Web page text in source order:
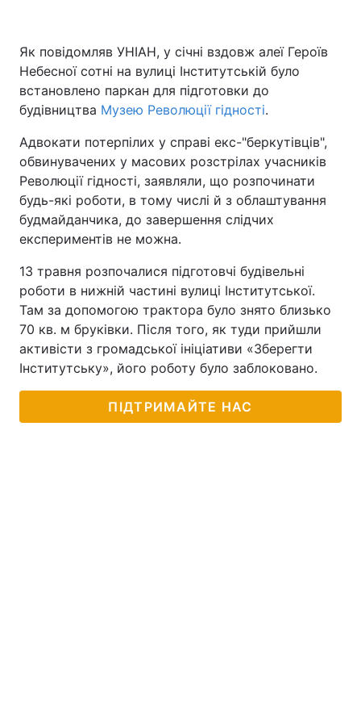
Як повідомляв УНІАН, у січні вздовж алеї Героїв
Небесної сотні на вулиці Інститутській було
встановлено паркан для підготовки до
будівництва Музею Революції гідності.
Адвокати потерпілих у справі екс-"беркутівців",
обвинувачених у масових розстрілах учасників
Революції гідності, заявляли, що розпочинати
будь-які роботи, в тому числі й з облаштування
будмайданчика, до завершення слідчих
експериментів не можна.
13 травня розпочалися підготовчі будівельні
роботи в нижній частині вулиці Інститутської.
Там за допомогою трактора було знято близько
70 кв. м бруківки. Після того, як туди прийшли
активісти з громадської ініціативи «Зберегти
Інститутську», його роботу було заблоковано.
ПІДТРИМАЙТЕ НАС